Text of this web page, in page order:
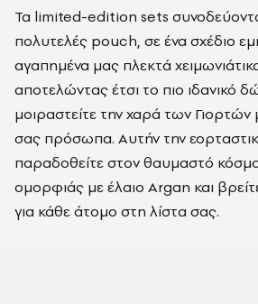
Τα limited-edition sets
πολυτελές pouch, σε ένα σχέδιο
αγαπημένα μας πλεκτά
αποτελώντας έτσι το πιο ιδανικό
μοιραστείτε την χαρά των
σας πρόσωπα. Αυτήν την
παραδοθείτε στον θαυμαστό
ομορφιάς με έλαιο Argan και
για κάθε άτομο στη λίστα σας.